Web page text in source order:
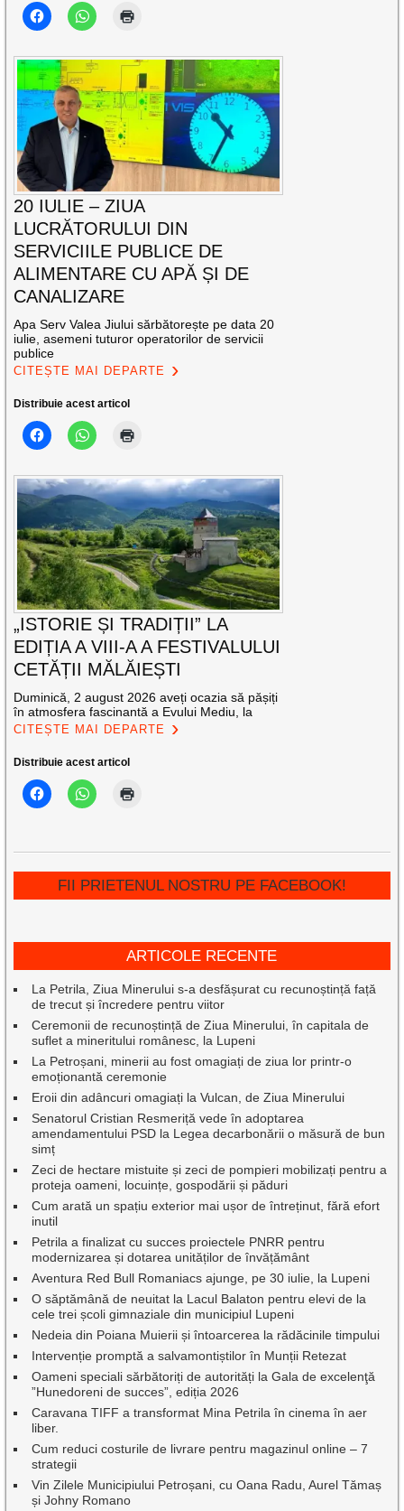
20 IULIE – ZIUA
LUCRĂTORULUI DIN
SERVICIILE PUBLICE DE
ALIMENTARE CU APĂ ȘI DE
CANALIZARE
Apa Serv Valea Jiului sărbătorește pe data 20
iulie, asemeni tuturor operatorilor de servicii
publice
CITEȘTE MAI DEPARTE
Distribuie acest articol
„ISTORIE ȘI TRADIȚII” LA
EDIȚIA A VIII-A A FESTIVALULUI
CETĂȚII MĂLĂIEȘTI
Duminică, 2 august 2026 aveți ocazia să pășiți
în atmosfera fascinantă a Evului Mediu, la
CITEȘTE MAI DEPARTE
Distribuie acest articol
FII PRIETENUL NOSTRU PE FACEBOOK!
ARTICOLE RECENTE
La Petrila, Ziua Minerului s-a desfășurat cu recunoștință față
de trecut și încredere pentru viitor
Ceremonii de recunoștință de Ziua Minerului, în capitala de
suflet a mineritului românesc, la Lupeni
La Petroșani, minerii au fost omagiați de ziua lor printr-o
emoționantă ceremonie
Eroii din adâncuri omagiați la Vulcan, de Ziua Minerului
Senatorul Cristian Resmeriță vede în adoptarea
amendamentului PSD la Legea decarbonării o măsură de bun
simț
Zeci de hectare mistuite și zeci de pompieri mobilizați pentru a
proteja oameni, locuințe, gospodării și păduri
Cum arată un spațiu exterior mai ușor de întreținut, fără efort
inutil
Petrila a finalizat cu succes proiectele PNRR pentru
modernizarea și dotarea unităților de învățământ
Aventura Red Bull Romaniacs ajunge, pe 30 iulie, la Lupeni
O săptămână de neuitat la Lacul Balaton pentru elevi de la
cele trei școli gimnaziale din municipiul Lupeni
Nedeia din Poiana Muierii și întoarcerea la rădăcinile timpului
Intervenție promptă a salvamontiștilor în Munții Retezat
Oameni speciali sărbătoriți de autorități la Gala de excelenţă
”Hunedoreni de succes”, ediția 2026
Caravana TIFF a transformat Mina Petrila în cinema în aer
liber.
Cum reduci costurile de livrare pentru magazinul online – 7
strategii
Vin Zilele Municipiului Petroșani, cu Oana Radu, Aurel Tămaș
și Johny Romano